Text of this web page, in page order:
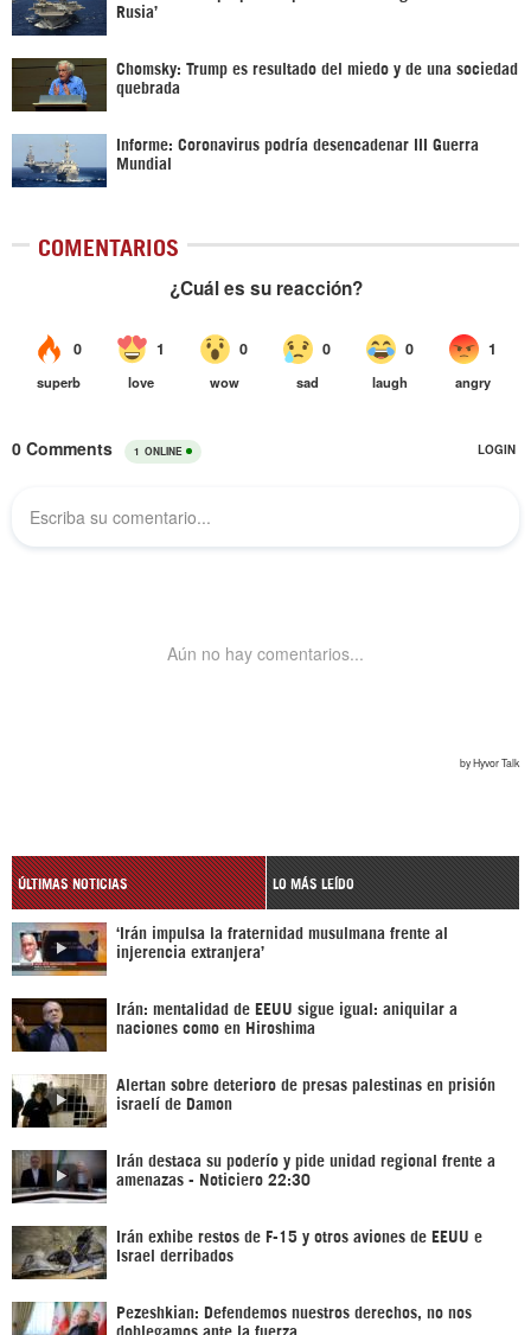
Rusia’
Chomsky: Trump es resultado del miedo y de una sociedad
quebrada
Informe: Coronavirus podría desencadenar III Guerra
Mundial
COMENTARIOS
ÚLTIMAS NOTICIAS LO MÁS LEÍDO
‘Irán impulsa la fraternidad musulmana frente al
injerencia extranjera’
Irán: mentalidad de EEUU sigue igual: aniquilar a
naciones como en Hiroshima
Alertan sobre deterioro de presas palestinas en prisión
israelí de Damon
Irán destaca su poderío y pide unidad regional frente a
amenazas - Noticiero 22:30
Irán exhibe restos de F-15 y otros aviones de EEUU e
Israel derribados
Pezeshkian: Defendemos nuestros derechos, no nos
doblegamos ante la fuerza